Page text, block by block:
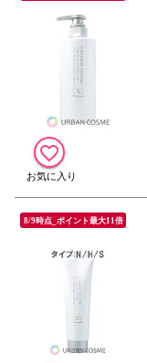
8/9時点_ポイント最大11倍